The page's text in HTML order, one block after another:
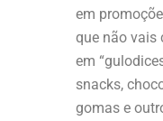
em
que não vais
em
snacks,
gomas e